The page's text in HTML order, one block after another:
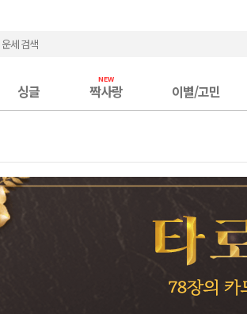
싱글 짝사랑 이별/고민